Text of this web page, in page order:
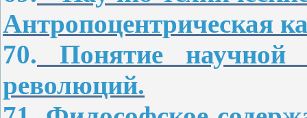
Антропоцентрическая
70. Понятие
революций.